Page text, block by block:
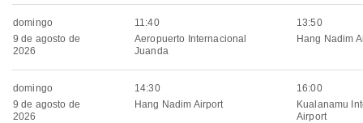
domingo
9 de agosto de
2026
11:40
Aeropuerto Internacional
Juanda
13:50
Hang Nadim
domingo
9 de agosto de
2026
14:30
Hang Nadim Airport
16:00
Kualanamu
Airport